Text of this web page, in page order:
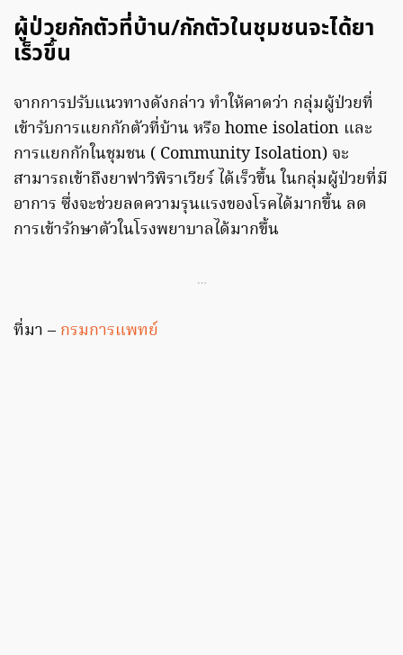
ผู้ป่วยกักตัวที่บ้าน/กักตัวในชุมชนจะได้ยา
เร็วขึ้น
จากการปรับแนวทางดังกล่าว ทำให้คาดว่า กลุ่มผู้ป่วยที่
เข้ารับการแยกกักตัวที่บ้าน หรือ home isolation และ
การแยกกักในชุมชน ( Community Isolation) จะ
สามารถเข้าถึงยาฟาวิพิราเวียร์ ได้เร็วขึ้น ในกลุ่มผู้ป่วยที่มี
อาการ ซึ่งจะช่วยลดความรุนแรงของโรคได้มากขึ้น ลด
การเข้ารักษาตัวในโรงพยาบาลได้มากขึ้น
…
ที่มา – กรมการแพทย์